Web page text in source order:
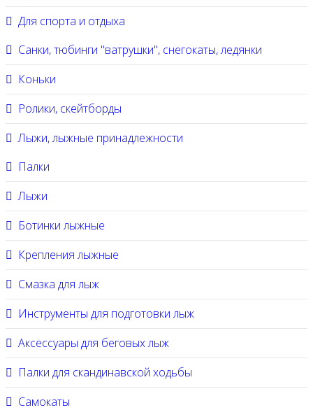
Для спорта и отдыха
Санки, тюбинги "ватрушки", снегокаты, ледянки
Коньки
Ролики, скейтборды
Лыжи, лыжные принадлежности
Палки
Лыжи
Ботинки лыжные
Крепления лыжные
Смазка для лыж
Инструменты для подготовки лыж
Аксессуары для беговых лыж
Палки для скандинавской ходьбы
Самокаты